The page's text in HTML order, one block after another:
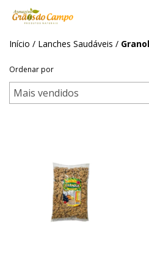
Início / Lanches Saudáveis /
Ordenar por